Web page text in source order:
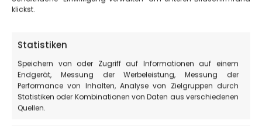
klickst.
Statistiken
Speichern von oder Zugriff auf Informationen auf einem
Endgerät, Messung der Werbeleistung, Messung der
Performance von Inhalten, Analyse von Zielgruppen durch
Statistiken oder Kombinationen von Daten aus verschiedenen
Quellen.
kein Problem, das Rad zu reparieren und die Tour
Routen und Wege in der
Umgebung von Castelluccio di
Norcia